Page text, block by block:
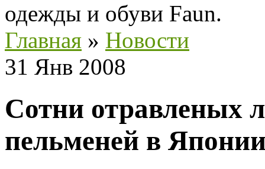
одежды и обуви Faun.
Главная » Новости
31 Янв 2008
Сотни отравленых
пельменей в